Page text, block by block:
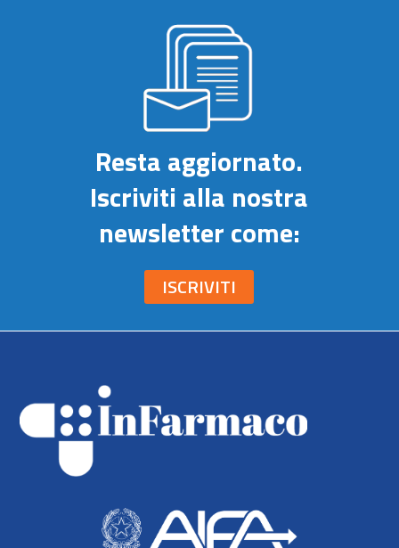
Resta aggiornato.
Iscriviti alla nostra
newsletter come:
ISCRIVITI